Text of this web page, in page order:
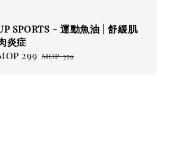
SPORTS - 運動魚油 | 舒緩肌
炎症
299 Regular
MOP 359